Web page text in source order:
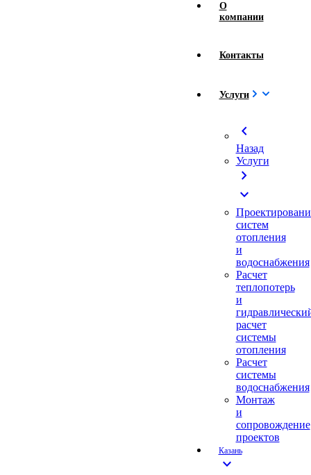
О
компании
Контакты
Услуги
chevron_left
Назад
Услуги
chevron_right
expand_more
систем
отопления
и
водоснабжения
Расчет
теплопотерь
и
расчет
системы
отопления
Расчет
системы
водоснабжения
Монтаж
и
сопровождение
проектов
Казань
expand_more